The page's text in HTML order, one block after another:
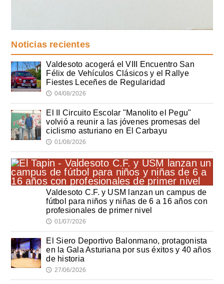
Noticias recientes
Valdesoto acogerá el VIII Encuentro San
Félix de Vehículos Clásicos y el Rallye
Fiestes Leceñes de Regularidad
🕔 04/08/2026
El II Circuito Escolar "Manolito el Pegu"
volvió a reunir a las jóvenes promesas del
ciclismo asturiano en El Carbayu
🕔 01/08/2026
Valdesoto C.F. y USM lanzan un campus de
fútbol para niños y niñas de 6 a 16 años con
profesionales de primer nivel
🕔 01/07/2026
El Siero Deportivo Balonmano, protagonista
en la Gala Asturiana por sus éxitos y 40 años
de historia
🕔 27/06/2026